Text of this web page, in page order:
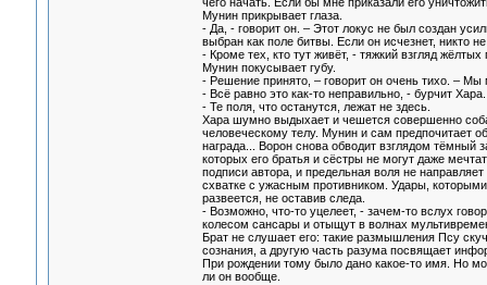
Мунин прикрывает глаза.
- Да, - говорит он. – Этот локус не был создан
выбран как поле битвы. Если он исчезнет, никто
- Кроме тех, кто тут живёт, - тяжкий взгляд
Мунин покусывает губу.
- Решение принято, – говорит он очень тихо. –
- Всё равно это как-то неправильно, - бурчит
- Те поля, что останутся, лежат не здесь.
Хара шумно выдыхает и чешется совершенно
человеческому телу. Мунин и сам предпочитает
награда... Ворон снова обводит взглядом
которых его братья и сёстры не могут даже
подписи автора, и предельная воля не
схватке с ужасным противником. Удары,
развеется, не оставив следа.
- Возможно, что-то уцелеет, - зачем-то вслух
колесом сансары и отыщут в волнах
Брат не слушает его: такие размышления Псу
сознания, а другую часть разума посвящает
При рождении тому было дано какое-то имя. Но
ли он вообще.